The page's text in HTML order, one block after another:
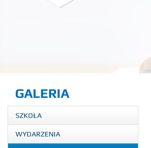
GALERIA
SZKOŁA
WYDARZENIA